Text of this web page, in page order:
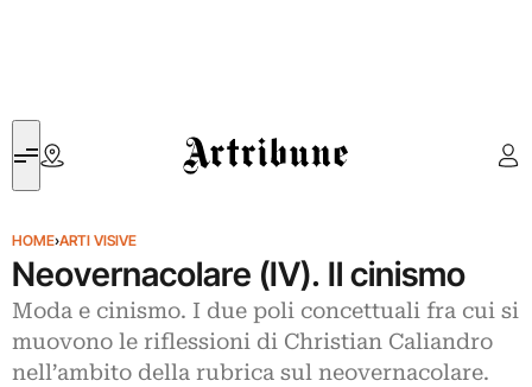
Artribune
HOME›ARTI VISIVE
Neovernacolare (IV). Il cinismo
Moda e cinismo. I due poli concettuali fra cui si
muovono le riflessioni di Christian Caliandro
nell’ambito della rubrica sul neovernacolare.